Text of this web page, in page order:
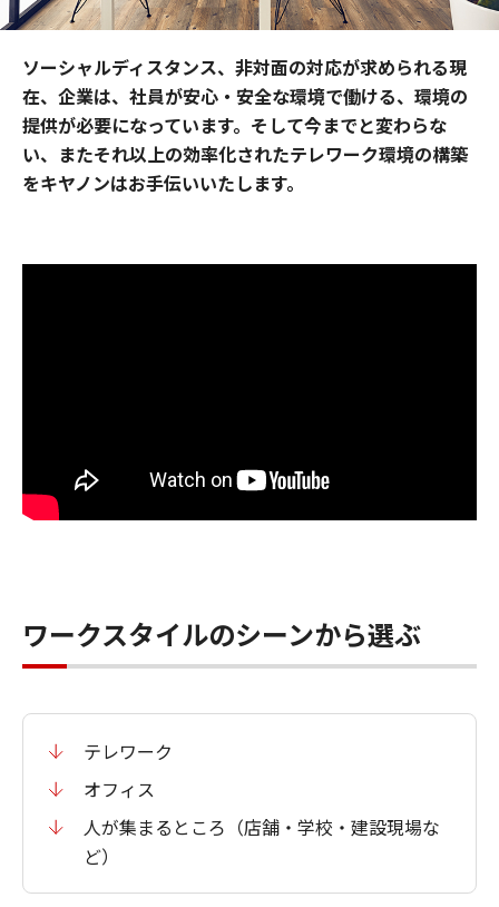
ソーシャルディスタンス、非対面の対応が求められる現
在、企業は、社員が安心・安全な環境で働ける、環境の
提供が必要になっています。そして今までと変わらな
い、またそれ以上の効率化されたテレワーク環境の構築
をキヤノンはお手伝いいたします。
ワークスタイルのシーンから選ぶ
テレワーク
オフィス
人が集まるところ（店舗・学校・建設現場な
ど）